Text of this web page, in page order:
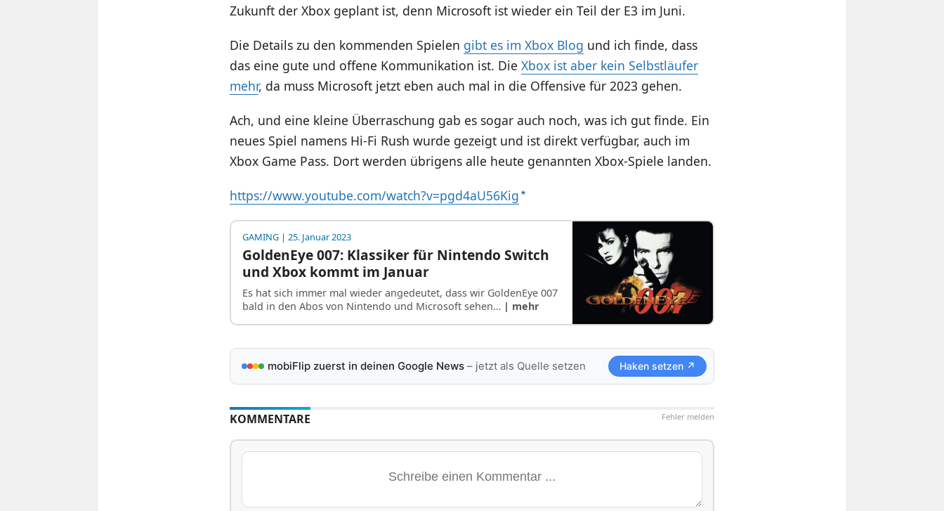
Zukunft der Xbox geplant ist, denn Microsoft ist wieder ein Teil der E3 im Juni.
Die Details zu den kommenden Spielen gibt es im Xbox Blog und ich finde, dass
das eine gute und offene Kommunikation ist. Die Xbox ist aber kein Selbstläufer
mehr, da muss Microsoft jetzt eben auch mal in die Offensive für 2023 gehen.
Ach, und eine kleine Überraschung gab es sogar auch noch, was ich gut finde. Ein
neues Spiel namens Hi-Fi Rush wurde gezeigt und ist direkt verfügbar, auch im
Xbox Game Pass. Dort werden übrigens alle heute genannten Xbox-Spiele landen.
https://www.youtube.com/watch?v=pgd4aU56Kig
GAMING| 25. Januar 2023
GoldenEye 007: Klassiker für Nintendo Switch
und Xbox kommt im Januar
Es hat sich immer mal wieder angedeutet, dass wir GoldenEye 007
bald in den Abos von Nintendo und Microsoft sehen… | mehr
mobiFlip zuerst in deinen Google News– jetzt als Quelle setzen Haken setzen ↗
Fehler melden
KOMMENTARE